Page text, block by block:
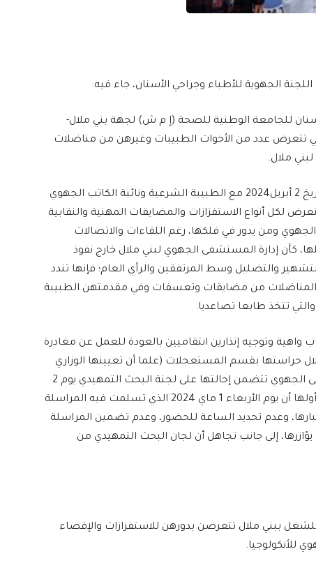
الجهوية للأطباء وجراحي الأسنان، جاء فيه:
للجامعة الوطنية للصحة (إ م ش) لجهة بني ملال-
تتعرض عدد من الأخوات الطبيبات وغيرهن من مناضلات
ملال.
إذ تذكر اللجنة الجهوية بمضمون بيانها التضامني بتاريخ 2 أبريل2024 مع الطبيبة الشرعية ونائبة الكاتب الجهوي
لكل أنواع الاستفزازات والمضايقات المهنية والنقابية
ومن يدور في فلكها، رغم اللقاءات والاتصالات
كأن إدارة المستشفى الجهوي لبني ملال خارج نفوذ
والتضليل وسط المرتفقين والرأي العام؛ فإنها تندد
المناضلات من مضايقات وتعسفات وفي مقدمتهن الطبيبة
تتخذ طابعا تصاعديا.
واهية وتوجيه إنذارين انتقاميين بالعودة للعمل عن مغادرة
حراستها بقسم المستعجلات (علما أن تعيينها الوزاري
الأصلي في مصلحة أخرى) بمراسلة مديرة المستشفى الجهوي تتضمن إحالتها على لجنة البحث التمهيدي يوم 2
ماي 2024 وهي مراسلة تعسفية مليئة بالخروقات، أولها أن يوم الأربعاء 1 ماي 2024 الذي تسلمت فيه المراسلة
وعدم تحديد الساعة للحضور، وعدم تضمين المراسلة
إلى جانب تجاهل أن لجان البحث التمهيدي من
ببني ملال تتعرضن بدورهن للاستفزازات والإقصاء
للأنكولوجيا.